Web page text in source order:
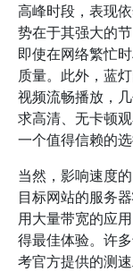
高峰时段，表现
势在于其强大的
即使在网络繁忙
质量。此外，蓝
视频流畅播放，
求高清、无卡顿
一个值得信赖的选
当然，影响速度
目标网站的服务
用大量带宽的应
得最佳体验。许
考官方提供的测